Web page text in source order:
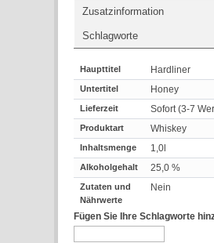
Zusatzinformation
Schlagworte
Haupttitel Hardliner
Untertitel Honey
Lieferzeit Sofort (3-7
Produktart Whiskey
Inhaltsmenge 1,0l
Alkoholgehalt 25,0 %
Zutaten und
Nährwerte
Nein
Fügen Sie Ihre Schlagworte